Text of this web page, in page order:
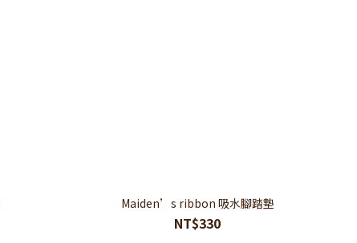
Maiden’s ribbon 吸水腳踏墊
NT$330